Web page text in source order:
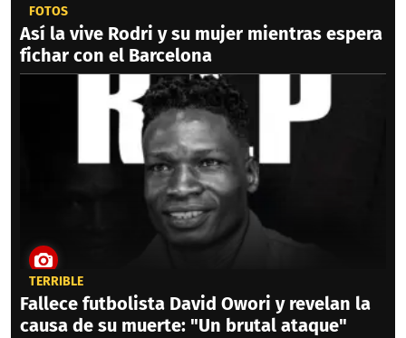
FOTOS
Así la vive Rodri y su mujer mientras espera
fichar con el Barcelona
TERRIBLE
Fallece futbolista David Owori y revelan la
causa de su muerte: "Un brutal ataque"